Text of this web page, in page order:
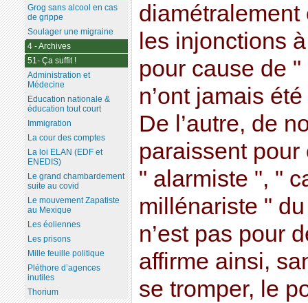
diamétralement
les injonctions
pour cause de
n’ont jamais
De l’autre, de
paraissent
" alarmiste ", "
millénariste "
n’est pas pour
affirme ainsi,
se tromper, le
Grog sans alcool en cas
de grippe
Soulager une migraine
4 - Archives
51- Ça suffit !
Administration et
Médecine
Education nationale &
éducation tout court
Immigration
La cour des comptes
La loi ELAN (EDF et
ENEDIS)
Le grand chambardement
suite au covid
Le mouvement Zapatiste
au Mexique
Les éoliennes
Les prisons
Mille feuille politique
Pléthore d’agences
inutiles
Thorium